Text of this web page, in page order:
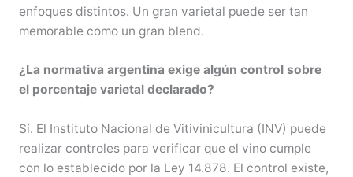
enfoques distintos. Un gran varietal puede ser tan
memorable como un gran blend.
¿La normativa argentina exige algún control sobre
el porcentaje varietal declarado?
Sí. El Instituto Nacional de Vitivinicultura (INV) puede
realizar controles para verificar que el vino cumple
con lo establecido por la Ley 14.878. El control existe,